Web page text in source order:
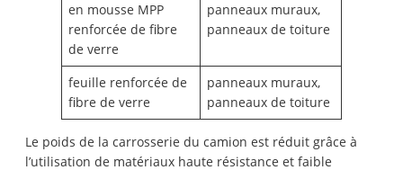
en mousse MPP
renforcée de fibre
de verre
panneaux muraux,
panneaux de toiture
feuille renforcée de
fibre de verre
panneaux muraux,
panneaux de toiture
Le poids de la carrosserie du camion est réduit grâce à
l’utilisation de matériaux haute résistance et faible